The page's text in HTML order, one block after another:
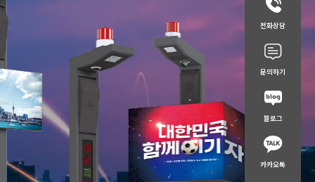
전화상담
문의하기
블로그
카카오톡